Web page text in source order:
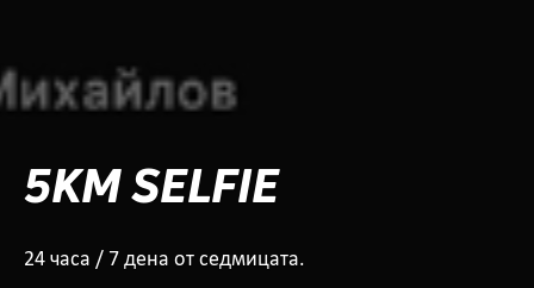
5KM SELFIE
24 часа / 7 дена от седмицата.